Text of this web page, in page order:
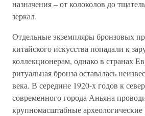
назначения – от колоколов до
зеркал.
Отдельные экземпляры бронзовых
китайского искусства попадали к
коллекционерам, однако в странах
ритуальная бронза оставалась
века. В середине 1920-х годов к
современного города Аньяна
крупномасштабные